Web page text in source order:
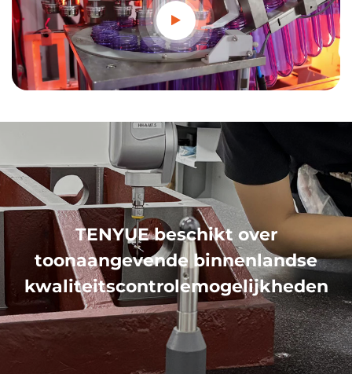
TENYUE beschikt over
toonaangevende binnenlandse
kwaliteitscontrolemogelijkheden